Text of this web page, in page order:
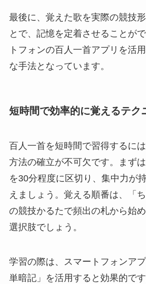
最後に、覚えた歌を実際の競技
とで、記憶を定着させることが
トフォンの百人一首アプリを活
な手法となっています。
短時間で効率的に覚えるテク
百人一首を短時間で習得するに
方法の確立が不可欠です。まず
を30分程度に区切り、集中力が
えましょう。覚える順番は、「
の競技かるたで頻出の札から始
選択肢でしょう。
学習の際は、スマートフォンア
単暗記」を活用すると効果的で